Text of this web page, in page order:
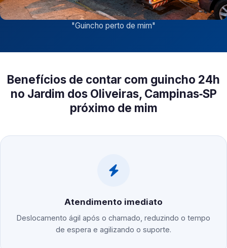
"Guincho perto de mim"
Benefícios de contar com guincho 24h
no Jardim dos Oliveiras, Campinas‑SP
próximo de mim
Atendimento imediato
Deslocamento ágil após o chamado, reduzindo o tempo
de espera e agilizando o suporte.